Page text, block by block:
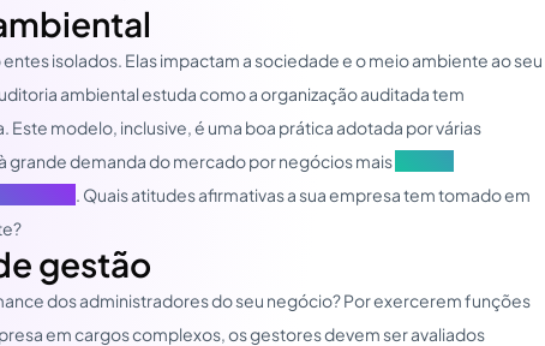
isolados. Elas impactam a sociedade e o meio ambiente ao seu
ambiental estuda como a organização auditada tem
Este modelo, inclusive, é uma boa prática adotada por várias
grande demanda do mercado por negócios mais
. Quais atitudes afirmativas a sua empresa tem tomado em
gestão
dos administradores do seu negócio? Por exercerem funções
em cargos complexos, os gestores devem ser avaliados